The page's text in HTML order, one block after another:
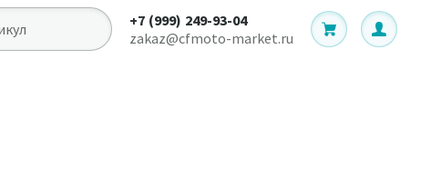
+7 (999) 249-93-04
zakaz@cfmoto-market.ru